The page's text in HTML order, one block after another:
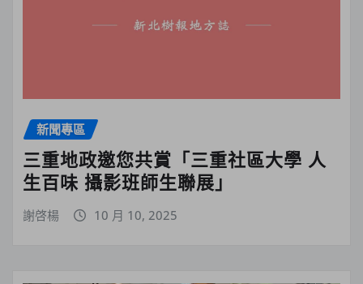
新聞專區
三重地政邀您共賞「三重社區大學 人
生百味 攝影班師生聯展」
謝啓楊 10 月 10, 2025